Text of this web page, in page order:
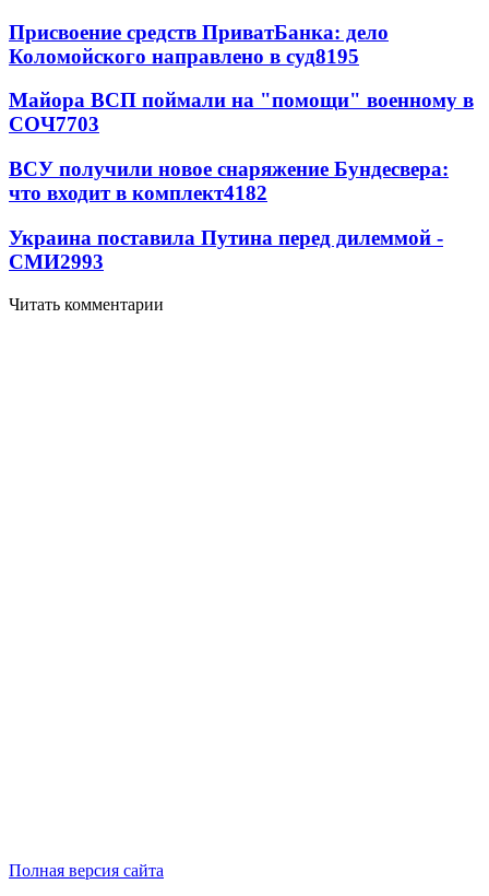
Присвоение средств ПриватБанка: дело
Коломойского направлено в суд8195
Майора ВСП поймали на "помощи" военному в
СОЧ7703
ВСУ получили новое снаряжение Бундесвера:
что входит в комплект4182
Украина поставила Путина перед дилеммой -
СМИ2993
Читать комментарии
Полная версия сайта